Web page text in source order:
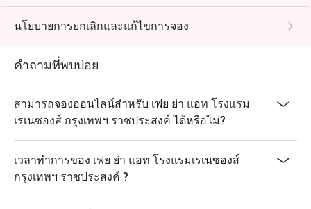
มาฉลองวันเกิดที่ร้านของเรา
(เงื่อนไข: กรุณาจองล่วงหน้าอย่างน้อย 24 ชั่วโมง และ
-เมนูขนมจะหมุนเวียนเปลี่ยนไปตามฤดูกาลและวัตถุดิบ
-กรุณาแสดงบัตรประชาชนเพื่อรับสิทธิ์
นโยบายการยกเลิกและแก้ไขการจอง
คำถามที่พบบ่อย
สามารถจองออนไลน์สำหรับ เฟย ย่า แอท โรงแรม
เรเนซองส์ กรุงเทพฯ ราชประสงค์ ได้หรือไม่?
เวลาทำการของ เฟย ย่า แอท โรงแรมเรเนซองส์
กรุงเทพฯ ราชประสงค์ ?